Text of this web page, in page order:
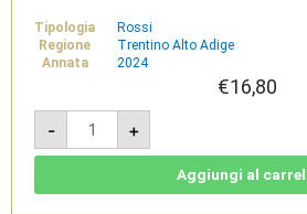
Tipologia
Rossi
Regione
Trentino Alto Adige
Annata
2024
€16,80
-
Lagrein
2024
-
Südtirol
+
Aggiungi al